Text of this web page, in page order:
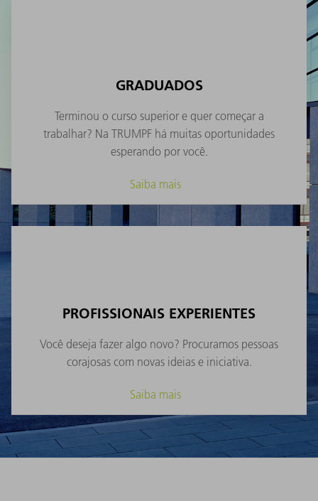
GRADUADOS
Terminou o curso superior e quer começar a
trabalhar? Na TRUMPF há muitas oportunidades
esperando por você.
Saiba mais
PROFISSIONAIS EXPERIENTES
Você deseja fazer algo novo? Procuramos pessoas
corajosas com novas ideias e iniciativa.
Saiba mais